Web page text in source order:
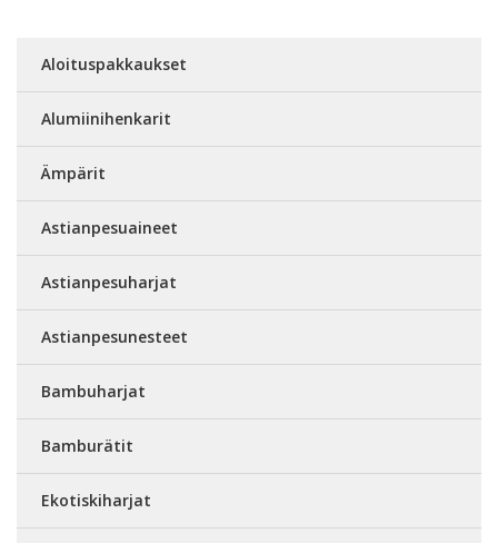
Aloituspakkaukset
Alumiinihenkarit
Ämpärit
Astianpesuaineet
Astianpesuharjat
Astianpesunesteet
Bambuharjat
Bamburätit
Ekotiskiharjat